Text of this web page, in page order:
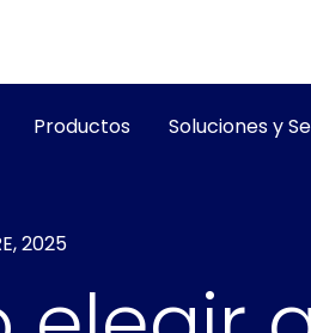
Productos Soluciones y
2025